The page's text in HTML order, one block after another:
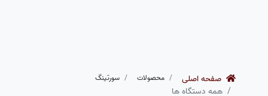
صفحه اصلی محصولات سورتینگ
همه دستگاه ها